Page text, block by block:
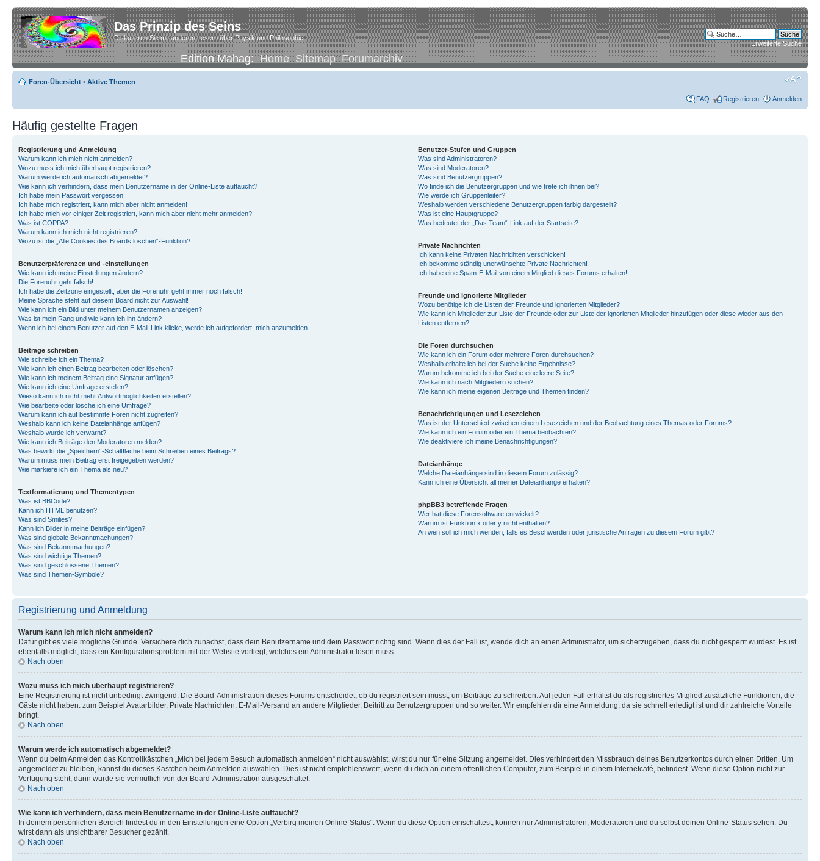
Das Prinzip des Seins
Diskutieren Sie mit anderen Lesern über Physik und Philosophie
Edition Mahag:Home Sitemap Forumarchiv
Erweiterte Suche
Foren-Übersicht • Aktive Themen
FAQ Registrieren Anmelden
Häufig gestellte Fragen
Registrierung und Anmeldung
Warum kann ich mich nicht anmelden?
Wozu muss ich mich überhaupt registrieren?
Warum werde ich automatisch abgemeldet?
Wie kann ich verhindern, dass mein Benutzername in der Online-Liste auftaucht?
Ich habe mein Passwort vergessen!
Ich habe mich registriert, kann mich aber nicht anmelden!
Ich habe mich vor einiger Zeit registriert, kann mich aber nicht mehr anmelden?!
Was ist COPPA?
Warum kann ich mich nicht registrieren?
Wozu ist die „Alle Cookies des Boards löschen“-Funktion?
Benutzerpräferenzen und -einstellungen
Wie kann ich meine Einstellungen ändern?
Die Forenuhr geht falsch!
Ich habe die Zeitzone eingestellt, aber die Forenuhr geht immer noch falsch!
Meine Sprache steht auf diesem Board nicht zur Auswahl!
Wie kann ich ein Bild unter meinem Benutzernamen anzeigen?
Was ist mein Rang und wie kann ich ihn ändern?
Wenn ich bei einem Benutzer auf den E-Mail-Link klicke, werde ich aufgefordert, mich anzumelden.
Beiträge schreiben
Wie schreibe ich ein Thema?
Wie kann ich einen Beitrag bearbeiten oder löschen?
Wie kann ich meinem Beitrag eine Signatur anfügen?
Wie kann ich eine Umfrage erstellen?
Wieso kann ich nicht mehr Antwortmöglichkeiten erstellen?
Wie bearbeite oder lösche ich eine Umfrage?
Warum kann ich auf bestimmte Foren nicht zugreifen?
Weshalb kann ich keine Dateianhänge anfügen?
Weshalb wurde ich verwarnt?
Wie kann ich Beiträge den Moderatoren melden?
Was bewirkt die „Speichern“-Schaltfläche beim Schreiben eines Beitrags?
Warum muss mein Beitrag erst freigegeben werden?
Wie markiere ich ein Thema als neu?
Textformatierung und Thementypen
Was ist BBCode?
Kann ich HTML benutzen?
Was sind Smilies?
Kann ich Bilder in meine Beiträge einfügen?
Was sind globale Bekanntmachungen?
Was sind Bekanntmachungen?
Was sind wichtige Themen?
Was sind geschlossene Themen?
Was sind Themen-Symbole?
Benutzer-Stufen und Gruppen
Was sind Administratoren?
Was sind Moderatoren?
Was sind Benutzergruppen?
Wo finde ich die Benutzergruppen und wie trete ich ihnen bei?
Wie werde ich Gruppenleiter?
Weshalb werden verschiedene Benutzergruppen farbig dargestellt?
Was ist eine Hauptgruppe?
Was bedeutet der „Das Team“-Link auf der Startseite?
Private Nachrichten
Ich kann keine Privaten Nachrichten verschicken!
Ich bekomme ständig unerwünschte Private Nachrichten!
Ich habe eine Spam-E-Mail von einem Mitglied dieses Forums erhalten!
Freunde und ignorierte Mitglieder
Wozu benötige ich die Listen der Freunde und ignorierten Mitglieder?
Wie kann ich Mitglieder zur Liste der Freunde oder zur Liste der ignorierten Mitglieder hinzufügen oder diese wieder aus den
Listen entfernen?
Die Foren durchsuchen
Wie kann ich ein Forum oder mehrere Foren durchsuchen?
Weshalb erhalte ich bei der Suche keine Ergebnisse?
Warum bekomme ich bei der Suche eine leere Seite?
Wie kann ich nach Mitgliedern suchen?
Wie kann ich meine eigenen Beiträge und Themen finden?
Benachrichtigungen und Lesezeichen
Was ist der Unterschied zwischen einem Lesezeichen und der Beobachtung eines Themas oder Forums?
Wie kann ich ein Forum oder ein Thema beobachten?
Wie deaktiviere ich meine Benachrichtigungen?
Dateianhänge
Welche Dateianhänge sind in diesem Forum zulässig?
Kann ich eine Übersicht all meiner Dateianhänge erhalten?
phpBB3 betreffende Fragen
Wer hat diese Forensoftware entwickelt?
Warum ist Funktion x oder y nicht enthalten?
An wen soll ich mich wenden, falls es Beschwerden oder juristische Anfragen zu diesem Forum gibt?
Registrierung und Anmeldung
Warum kann ich mich nicht anmelden?
Dafür gibt es viele mögliche Gründe. Versichere dich zunächst, dass dein Benutzername und dein Passwort richtig sind. Wenn dies der Fall ist, wende dich an einen Administrator, um sicherzugehen, dass du nicht gesperrt wurdest. Es ist
ebenfalls möglich, dass ein Konfigurationsproblem mit der Website vorliegt, welches ein Administrator lösen muss.
Nach oben
Wozu muss ich mich überhaupt registrieren?
Eine Registrierung ist nicht unbedingt zwingend. Die Board-Administration dieses Forums entscheidet, ob du registriert sein musst, um Beiträge zu schreiben. Auf jeden Fall erhältst du als registriertes Mitglied zusätzliche Funktionen, die
Gäste nicht haben: zum Beispiel Avatarbilder, Private Nachrichten, E-Mail-Versand an andere Mitglieder, Beitritt zu Benutzergruppen und so weiter. Wir empfehlen dir eine Anmeldung, da sie schnell erledigt ist und dir zahlreiche Vorteile
bringt.
Nach oben
Warum werde ich automatisch abgemeldet?
Wenn du beim Anmelden das Kontrollkästchen „Mich bei jedem Besuch automatisch anmelden“ nicht auswählst, wirst du nur für eine Sitzung angemeldet. Dies verhindert den Missbrauch deines Benutzerkontos durch einen Dritten. Um
angemeldet zu bleiben, kannst du dieses Kästchen beim Anmelden auswählen. Dies ist nicht empfehlenswert, wenn du dich an einem öffentlichen Computer, zum Beispiel in einem Internetcafé, befindest. Wenn diese Option nicht zur
Verfügung steht, dann wurde sie vermutlich von der Board-Administration ausgeschaltet.
Nach oben
Wie kann ich verhindern, dass mein Benutzername in der Online-Liste auftaucht?
In deinem persönlichen Bereich findest du in den Einstellungen eine Option „Verbirg meinen Online-Status“. Wenn du diese Option einschaltest, können nur Administratoren, Moderatoren und du selbst deinen Online-Status sehen. Du
wirst dann als unsichtbarer Besucher gezählt.
Nach oben